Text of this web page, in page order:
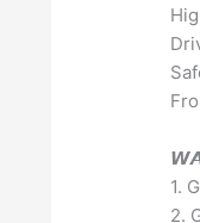
1.
2.